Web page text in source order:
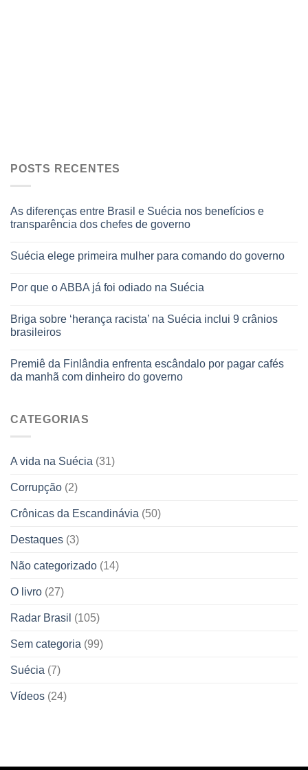
POSTS RECENTES
As diferenças entre Brasil e Suécia nos benefícios e
transparência dos chefes de governo
Suécia elege primeira mulher para comando do governo
Por que o ABBA já foi odiado na Suécia
Briga sobre ‘herança racista’ na Suécia inclui 9 crânios
brasileiros
Premiê da Finlândia enfrenta escândalo por pagar cafés
da manhã com dinheiro do governo
CATEGORIAS
A vida na Suécia (31)
Corrupção (2)
Crônicas da Escandinávia (50)
Destaques (3)
Não categorizado (14)
O livro (27)
Radar Brasil (105)
Sem categoria (99)
Suécia (7)
Vídeos (24)